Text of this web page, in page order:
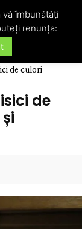
de culori
de
îmbunătăți
renunța: